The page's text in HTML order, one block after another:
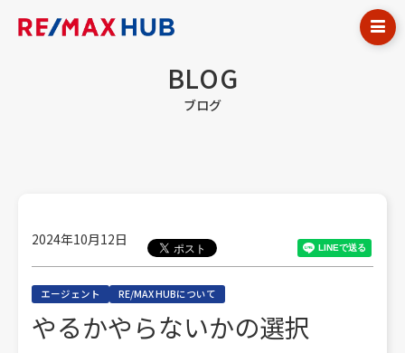
BLOG
ブログ
2024年10月12日
エージェント RE/MAX HUBについて
やるかやらないかの選択